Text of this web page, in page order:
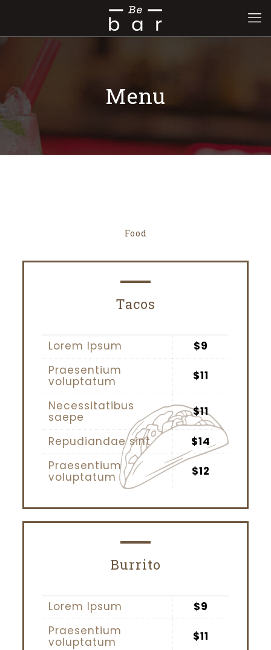
Menu
Food
Tacos
Lorem Ipsum
$9
Praesentium
voluptatum $11
Necessitatibus
saepe $11
Repudiandae sint
$14
Praesentium
voluptatum $12
Burrito
Lorem Ipsum
$9
Praesentium
voluptatum $11